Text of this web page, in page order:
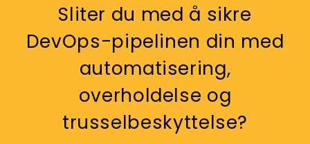
Sliter du med å sikre
DevOps-pipelinen din med
automatisering,
overholdelse og
trusselbeskyttelse?